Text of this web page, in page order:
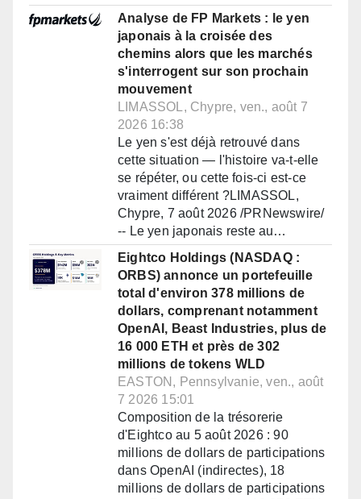
Analyse de FP Markets : le yen
japonais à la croisée des
chemins alors que les marchés
s'interrogent sur son prochain
mouvement
LIMASSOL, Chypre, ven., août 7
2026 16:38
Le yen s'est déjà retrouvé dans
cette situation — l'histoire va-t-elle
se répéter, ou cette fois-ci est-ce
vraiment différent ?LIMASSOL,
Chypre, 7 août 2026 /PRNewswire/
-- Le yen japonais reste au…
Eightco Holdings (NASDAQ :
ORBS) annonce un portefeuille
total d'environ 378 millions de
dollars, comprenant notamment
OpenAI, Beast Industries, plus de
16 000 ETH et près de 302
millions de tokens WLD
EASTON, Pennsylvanie, ven., août
7 2026 15:01
Composition de la trésorerie
d'Eightco au 5 août 2026 : 90
millions de dollars de participations
dans OpenAI (indirectes), 18
millions de dollars de participations